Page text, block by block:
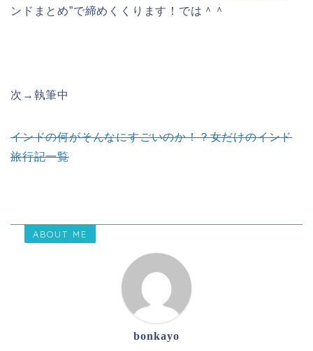
ンドまとめ”で締めくくります！では＾＾
次→執筆中
インドの何がそんなにすごいのか！？女だけのインド
旅行記一覧
ABOUT ME
bonkayo